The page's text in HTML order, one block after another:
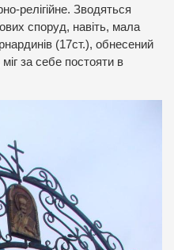
релігійне. Зводяться
споруд, навіть, мала
(17ст.), обнесений
за себе постояти в